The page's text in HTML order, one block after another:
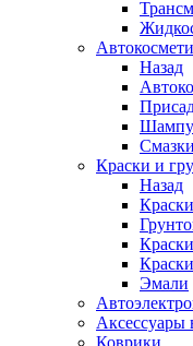
Назад
Краски и
Назад
Краски
Эмали
Аксессуары
Коврики